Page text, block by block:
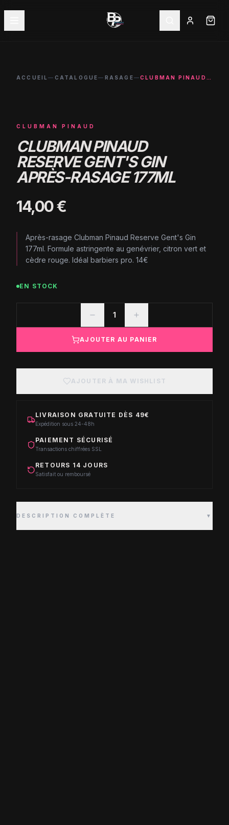
ACCUEIL— CATALOGUE— RASAGE— CLUBMAN PINAUD RESERVE GENT'S GIN APRÈS-RASAGE 177ML
CLUBMAN PINAUD
CLUBMAN PINAUD
RESERVE GENT'S GIN
APRÈS-RASAGE 177ML
14,00 €
Après-rasage Clubman Pinaud Reserve Gent's Gin
177ml. Formule astringente au genévrier, citron vert et
cèdre rouge. Idéal barbiers pro. 14€
EN STOCK
1
AJOUTER AU PANIER
AJOUTER À MA WISHLIST
LIVRAISON GRATUITE DÈS 49€
Expédition sous 24-48h
PAIEMENT SÉCURISÉ
Transactions chiffrées SSL
RETOURS 14 JOURS
Satisfait ou remboursé
DESCRIPTION COMPLÈTE ▼